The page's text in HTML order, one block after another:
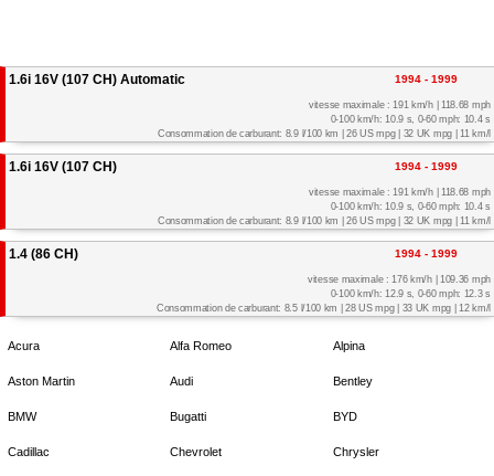
1.6i 16V (107 CH) Automatic 1994 - 1999
vitesse maximale : 191 km/h | 118.68 mph
0-100 km/h: 10.9 s, 0-60 mph: 10.4 s
Consommation de carburant: 8.9 l/100 km | 26 US mpg | 32 UK mpg | 11 km/l
1.6i 16V (107 CH) 1994 - 1999
vitesse maximale : 191 km/h | 118.68 mph
0-100 km/h: 10.9 s, 0-60 mph: 10.4 s
Consommation de carburant: 8.9 l/100 km | 26 US mpg | 32 UK mpg | 11 km/l
1.4 (86 CH) 1994 - 1999
vitesse maximale : 176 km/h | 109.36 mph
0-100 km/h: 12.9 s, 0-60 mph: 12.3 s
Consommation de carburant: 8.5 l/100 km | 28 US mpg | 33 UK mpg | 12 km/l
Acura Alfa Romeo Alpina
Aston Martin Audi Bentley
BMW Bugatti BYD
Cadillac Chevrolet Chrysler